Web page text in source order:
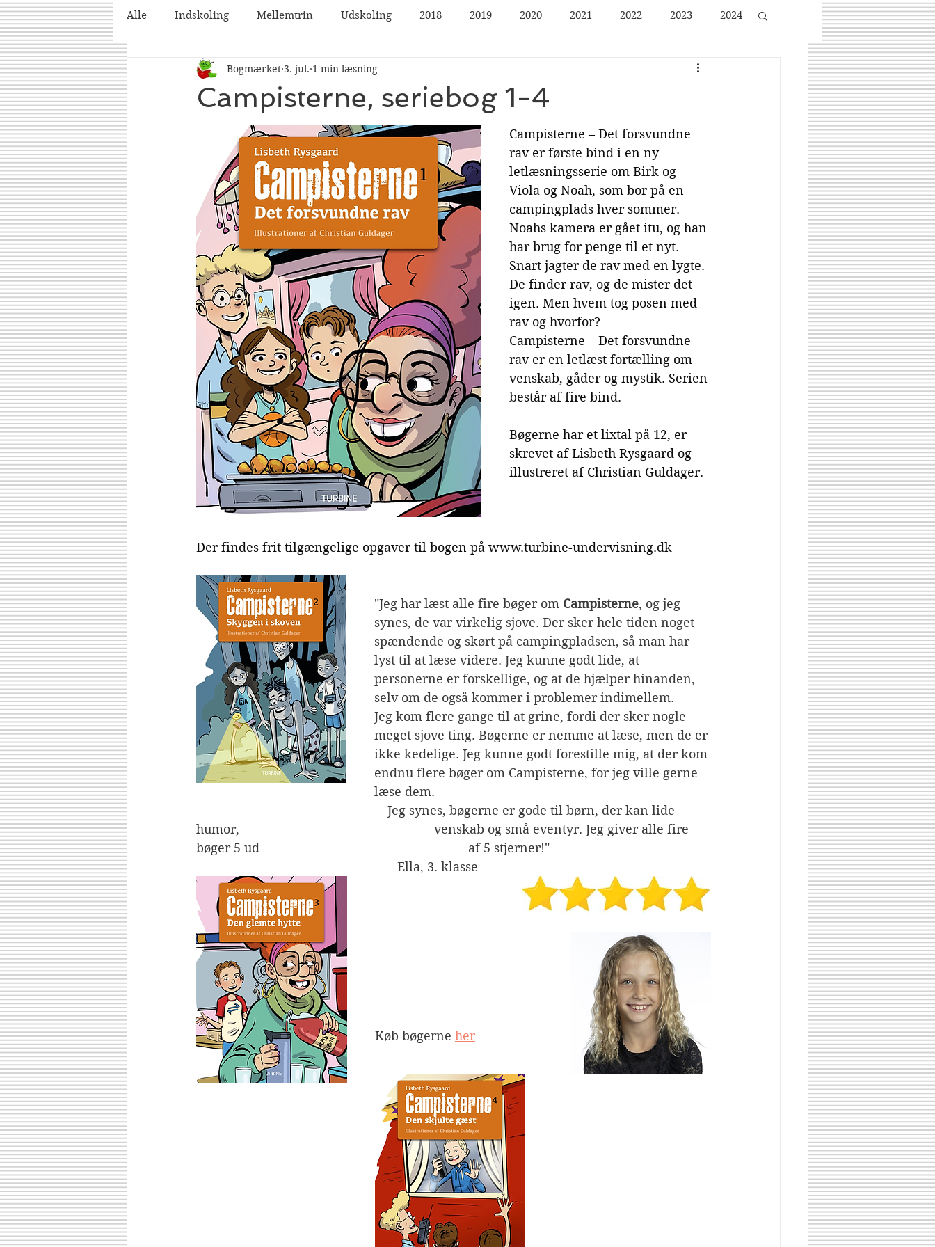
Alle Indskoling Mellemtrin Udskoling 2018 2019 2020 2021 2022 2023 2024
2026
Campisterne, seriebog 1-4
Bogmærket 3. jul. 1 min læsning
Campisterne – Det forsvundne
rav er første bind i en ny
letlæsningsserie om Birk og
Viola og Noah, som bor på en
campingplads hver sommer.
Noahs kamera er gået itu, og han
har brug for penge til et nyt.
Snart jagter de rav med en lygte.
De finder rav, og de mister det
igen. Men hvem tog posen med
rav og hvorfor?
Campisterne – Det forsvundne
rav er en letlæst fortælling om
venskab, gåder og mystik. Serien
består af fire bind.
Bøgerne har et lixtal på 12, er
skrevet af Lisbeth Rysgaard og
illustreret af Christian Guldager.
Der findes frit tilgængelige opgaver til bogen på www.turbine-undervisning.dk
"Jeg har læst alle fire bøger om Campisterne, og jeg
synes, de var virkelig sjove. Der sker hele tiden noget
spændende og skørt på campingpladsen, så man har
lyst til at læse videre. Jeg kunne godt lide, at
personerne er forskellige, og at de hjælper hinanden,
selv om de også kommer i problemer indimellem.
Jeg kom flere gange til at grine, fordi der sker nogle
meget sjove ting. Bøgerne er nemme at læse, men de er
ikke kedelige. Jeg kunne godt forestille mig, at der kom
endnu flere bøger om Campisterne, for jeg ville gerne
læse dem.
humor,                                                        venskab og små eventyr. Jeg giver alle fire
bøger 5 ud                                                            af 5 stjerner!"
                                                       – Ella, 3. klasse
Køb bøgerne her